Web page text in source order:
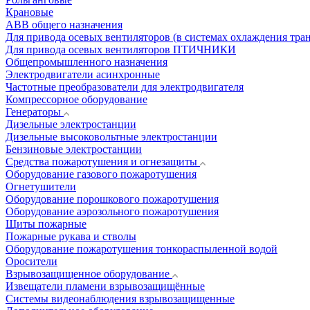
Крановые
АВВ общего назначения
Для привода осевых вентиляторов (в системах охлаждения
Для привода осевых вентиляторов ПТИЧНИКИ
Общепромышленного назначения
Электродвигатели асинхронные
Частотные преобразователи для электродвигателя
Компрессорное оборудование
Генераторы
Дизельные электростанции
Дизельные высоковольтные электростанции
Бензиновые электростанции
Средства пожаротушения и огнезащиты
Оборудование газового пожаротушения
Огнетушители
Оборудование порошкового пожаротушения
Оборудование аэрозольного пожаротушения
Щиты пожарные
Пожарные рукава и стволы
Оборудование пожаротушения тонкораспыленной водой
Оросители
Взрывозащищенное оборудование
Извещатели пламени взрывозащищённые
Системы видеонаблюдения взрывозащищенные